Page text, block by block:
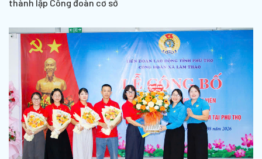
thành lập Công đoàn cơ sở